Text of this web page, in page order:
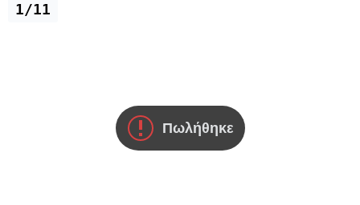
Πωλήθηκε
1/11